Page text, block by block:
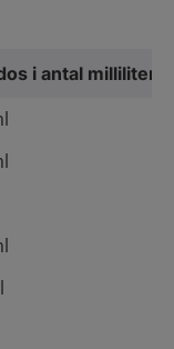
i antal milliliter